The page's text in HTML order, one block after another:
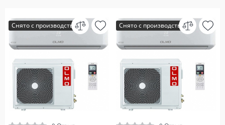
Снято с производства Снято с производства